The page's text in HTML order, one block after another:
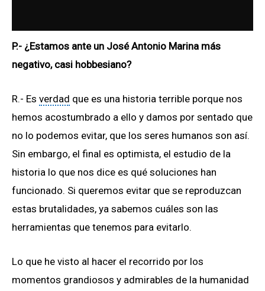
P.- ¿Estamos ante un José Antonio Marina más
negativo, casi hobbesiano?
R.- Es verdad que es una historia terrible porque nos
hemos acostumbrado a ello y damos por sentado que
no lo podemos evitar, que los seres humanos son así.
Sin embargo, el final es optimista, el estudio de la
historia lo que nos dice es qué soluciones han
funcionado. Si queremos evitar que se reproduzcan
estas brutalidades, ya sabemos cuáles son las
herramientas que tenemos para evitarlo.
Lo que he visto al hacer el recorrido por los
momentos grandiosos y admirables de la humanidad